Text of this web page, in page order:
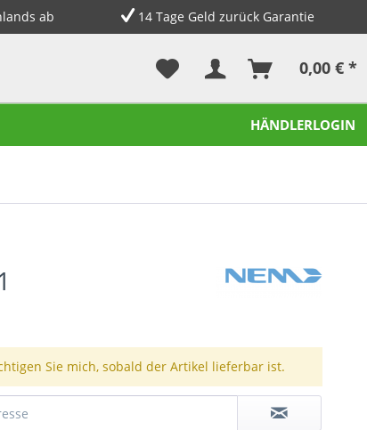
ab
14 Tage Geld zurück Garantie
0,00 € *
HÄNDLERLOGIN
Sie mich, sobald der Artikel lieferbar ist.